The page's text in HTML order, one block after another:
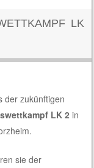
LK
der zukünftigen
LK 2 in
sie der